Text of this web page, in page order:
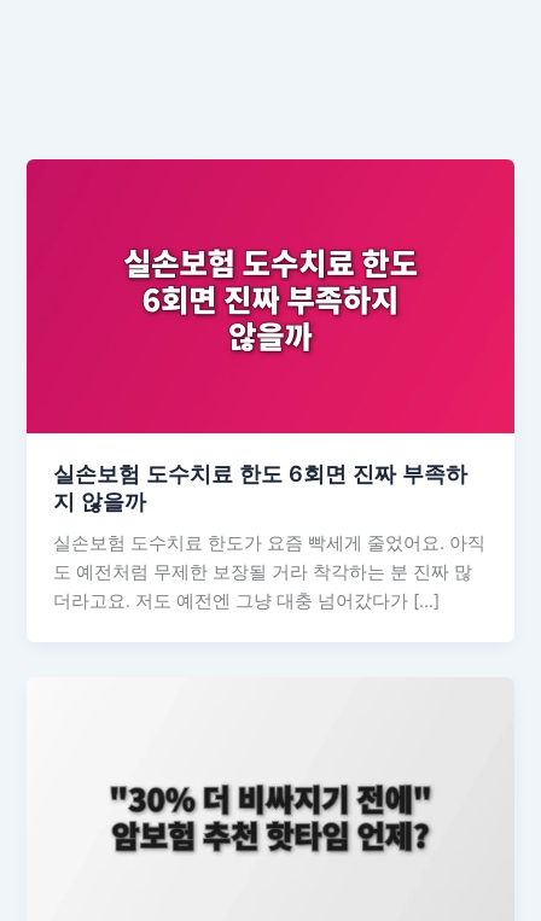
실손보험 도수치료 한도 6회면 진짜 부족하
지 않을까
실손보험 도수치료 한도가 요즘 빡세게 줄었어요. 아직
도 예전처럼 무제한 보장될 거라 착각하는 분 진짜 많
더라고요. 저도 예전엔 그냥 대충 넘어갔다가 […]